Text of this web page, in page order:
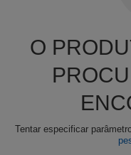
O
Tentar especificar